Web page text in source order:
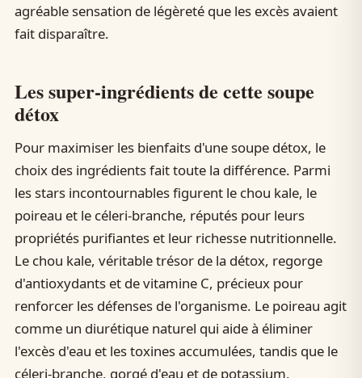
agréable sensation de légèreté que les excès avaient
fait disparaître.
Les super-ingrédients de cette soupe
détox
Pour maximiser les bienfaits d'une soupe détox, le
choix des ingrédients fait toute la différence. Parmi
les stars incontournables figurent le chou kale, le
poireau et le céleri-branche, réputés pour leurs
propriétés purifiantes et leur richesse nutritionnelle.
Le chou kale, véritable trésor de la détox, regorge
d'antioxydants et de vitamine C, précieux pour
renforcer les défenses de l'organisme. Le poireau agit
comme un diurétique naturel qui aide à éliminer
l'excès d'eau et les toxines accumulées, tandis que le
céleri-branche, gorgé d'eau et de potassium,